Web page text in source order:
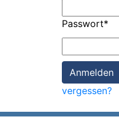
Passwort*
vergessen?